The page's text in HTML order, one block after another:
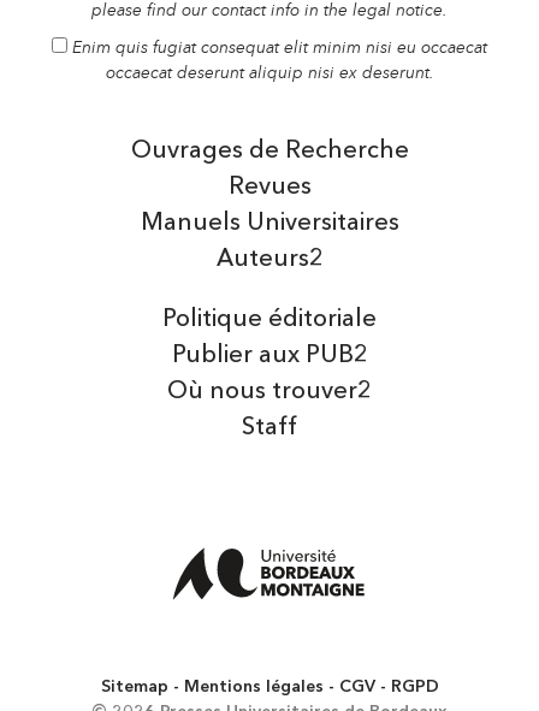
please find our contact info in the legal notice.
Enim quis fugiat consequat elit minim nisi eu occaecat
occaecat deserunt aliquip nisi ex deserunt.
Auteurs2
Manuels Universitaires
Ouvrages de Recherche
Revues
Politique éditoriale
Publier aux PUB2
Où nous trouver2
Staff
Sitemap Mentions légales CGV
RGPD